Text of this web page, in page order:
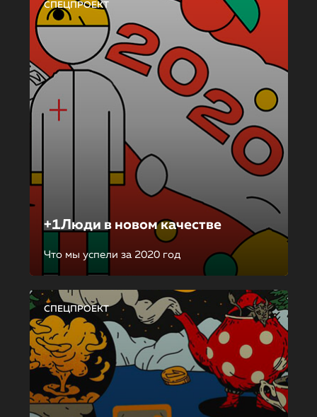
СПЕЦПРОЕКТ
+1Люди в новом качестве
Что мы успели за 2020 год
СПЕЦПРОЕКТ